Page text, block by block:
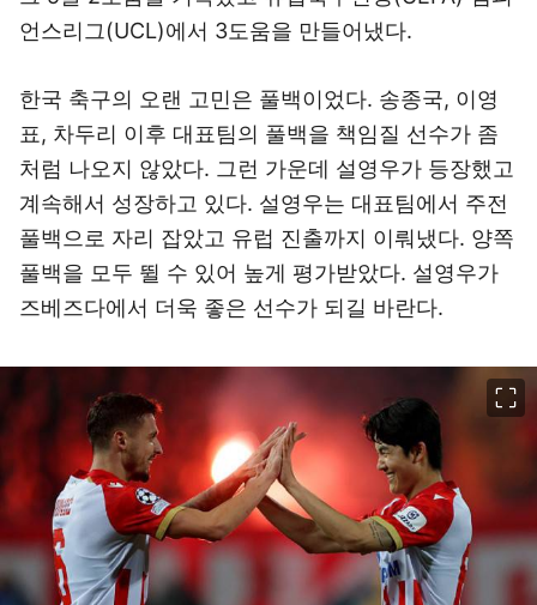
언스리그(UCL)에서 3도움을 만들어냈다.
한국 축구의 오랜 고민은 풀백이었다. 송종국, 이영
표, 차두리 이후 대표팀의 풀백을 책임질 선수가 좀
처럼 나오지 않았다. 그런 가운데 설영우가 등장했고
계속해서 성장하고 있다. 설영우는 대표팀에서 주전
풀백으로 자리 잡았고 유럽 진출까지 이뤄냈다. 양쪽
풀백을 모두 뛸 수 있어 높게 평가받았다. 설영우가
즈베즈다에서 더욱 좋은 선수가 되길 바란다.